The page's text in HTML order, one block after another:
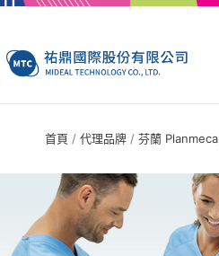
首頁 / 代理品牌 / 芬蘭 Planmeca